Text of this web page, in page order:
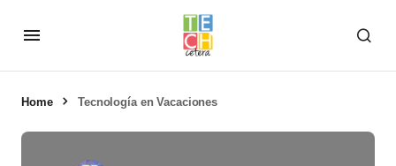
Home Tecnología en Vacaciones